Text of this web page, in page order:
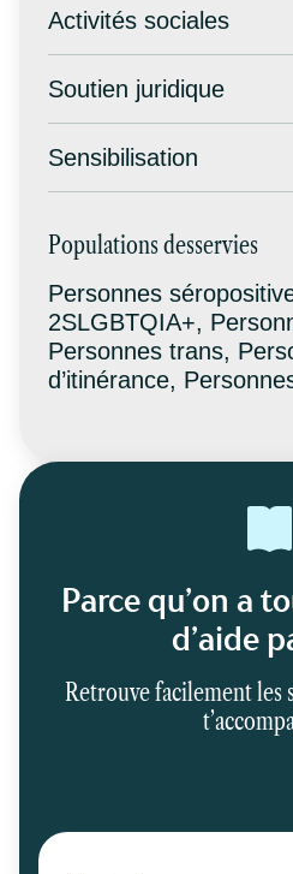
Activités sociales
Soutien juridique
Sensibilisation
Populations desservies
Personnes
2SLGBTQIA+,
Personnes trans,
d’itinérance,
Parce qu’on a
d’aide
Retrouve facilement les